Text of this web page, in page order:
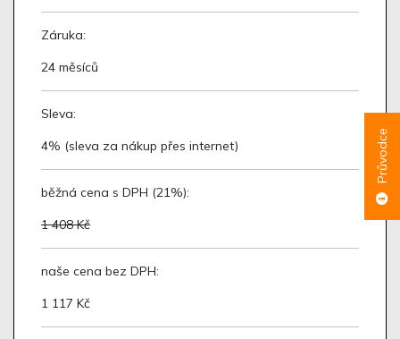
Záruka:
24 měsíců
Sleva:
4% (sleva za nákup přes internet)
běžná cena s DPH (21%):
1 408 Kč
naše cena bez DPH:
1 117 Kč
Průvodce